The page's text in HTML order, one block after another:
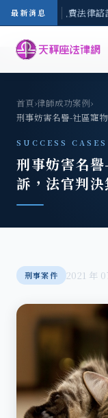
最新消息
3(一) 現場免費法律
首頁›律師成功案例›
刑事妨害名譽-社區寵
SUCCESS CASES
刑事妨害名
訴，法官判
刑事案件 2021 年